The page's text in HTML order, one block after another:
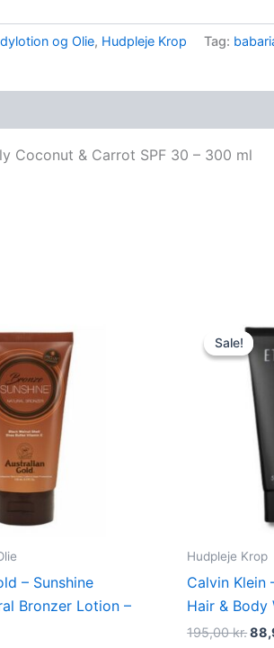
og Olie, Hudpleje Krop Tag:
Coconut & Carrot SPF 30 – 300 ml
– Sunshine
Bronzer Lotion –
kr..
price
is:
119,00 kr..
Sale!
Sale!
Hudpleje Krop
Calvin Klein
Hair & Body
195,00kr.